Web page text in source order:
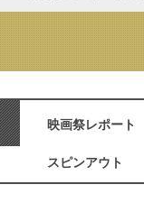
映画祭レポート
スピンアウト